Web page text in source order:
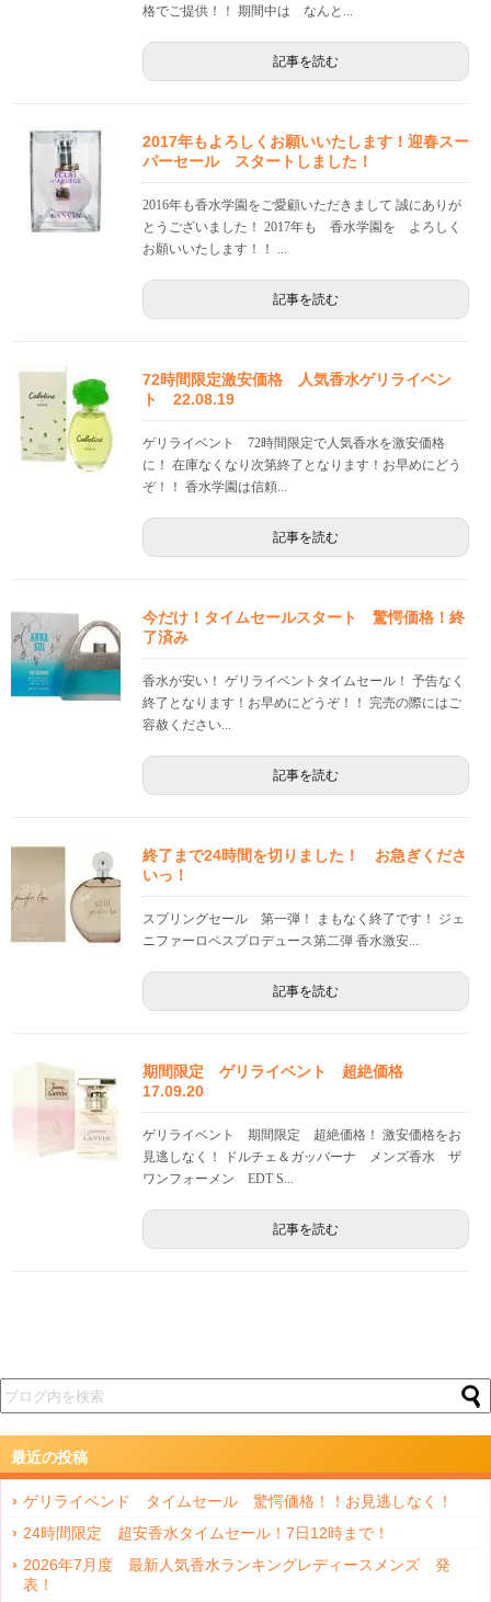
格でご提供！！ 期間中は なんと...
記事を読む
2017年もよろしくお願いいたします！迎春スー
パーセール スタートしました！
2016年も香水学園をご愛顧いただきまして 誠にありが
とうございました！ 2017年も 香水学園を よろしく
お願いいたします！！ ...
記事を読む
72時間限定激安価格 人気香水ゲリライベン
ト 22.08.19
ゲリライベント 72時間限定で人気香水を激安価格
に！ 在庫なくなり次第終了となります！お早めにどう
ぞ！！ 香水学園は信頼...
記事を読む
今だけ！タイムセールスタート 驚愕価格！終
了済み
香水が安い！ ゲリライベントタイムセール！ 予告なく
終了となります！お早めにどうぞ！！ 完売の際にはご
容赦ください...
記事を読む
終了まで24時間を切りました！ お急ぎくださ
いっ！
スプリングセール 第一弾！ まもなく終了です！ ジェ
ニファーロペスプロデュース第二弾 香水激安...
記事を読む
期間限定 ゲリライベント 超絶価格
17.09.20
ゲリライベント 期間限定 超絶価格！ 激安価格をお
見逃しなく！ ドルチェ＆ガッバーナ メンズ香水 ザ
ワンフォーメン EDT S...
記事を読む
最近の投稿
ゲリライベンド タイムセール 驚愕価格！！お見逃しなく！
24時間限定 超安香水タイムセール！7日12時まで！
2026年7月度 最新人気香水ランキングレディースメンズ 発
表！